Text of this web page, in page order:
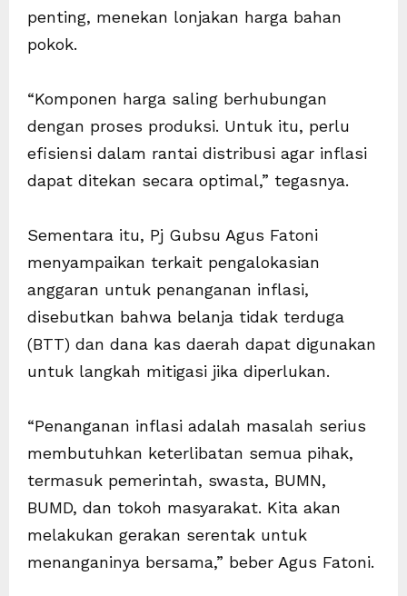
penting, menekan lonjakan harga bahan
pokok.
“Komponen harga saling berhubungan
dengan proses produksi. Untuk itu, perlu
efisiensi dalam rantai distribusi agar inflasi
dapat ditekan secara optimal,” tegasnya.
Sementara itu, Pj Gubsu Agus Fatoni
menyampaikan terkait pengalokasian
anggaran untuk penanganan inflasi,
disebutkan bahwa belanja tidak terduga
(BTT) dan dana kas daerah dapat digunakan
untuk langkah mitigasi jika diperlukan.
“Penanganan inflasi adalah masalah serius
membutuhkan keterlibatan semua pihak,
termasuk pemerintah, swasta, BUMN,
BUMD, dan tokoh masyarakat. Kita akan
melakukan gerakan serentak untuk
menanganinya bersama,” beber Agus Fatoni.